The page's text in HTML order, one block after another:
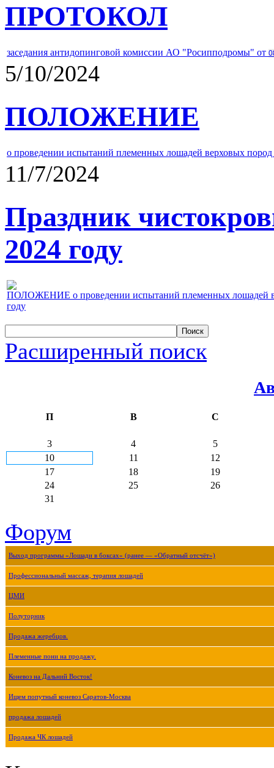
ПРОТОКОЛ
заседания антидопинговой комиссии АО "Росипподромы" от
5/10/2024
ПОЛОЖЕНИЕ
о проведении испытаний племенных лошадей верховых
11/7/2024
Праздник
2024 году
ПОЛОЖЕНИЕ о проведении испытаний племенных лошадей
году
Расширенный поиск
П В С
3 4
5
10
11
12
17
18
19
24
25
26
31
Форум
Выход программы «Лошади в боксах» (ранее — «Обратный отсчёт»)
Профессиональный массаж, терапия лошадей
ЦМИ
Полуторник
Продажа жеребцов.
Племенные пони на продажу.
Коневоз на Дальний Восток!
Ищем попутный коневоз Саратов-Москва
продажа лошадей
Продажа ЧК лошадей